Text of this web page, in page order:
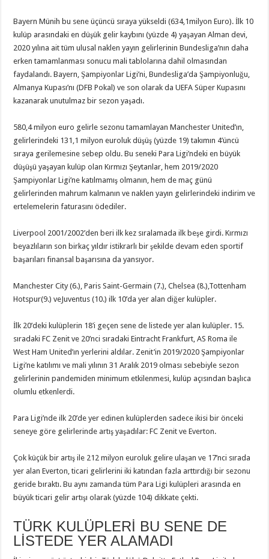
Bayern Münih bu sene üçüncü sıraya yükseldi (634,1milyon Euro). İlk 10
kulüp arasındaki en düşük gelir kaybını (yüzde 4) yaşayan Alman devi,
2020 yılına ait tüm ulusal naklen yayın gelirlerinin Bundesliga’nın daha
erken tamamlanması sonucu mali tablolarına dahil olmasından
faydalandı. Bayern, Şampiyonlar Ligi’ni, Bundesliga’da Şampiyonluğu,
Almanya Kupası’nı (DFB Pokal) ve son olarak da UEFA Süper Kupasını
kazanarak unutulmaz bir sezon yaşadı.
580,4 milyon euro gelirle sezonu tamamlayan Manchester United’ın,
gelirlerindeki 131,1 milyon euroluk düşüş (yüzde 19) takımın 4’üncü
sıraya gerilemesine sebep oldu. Bu seneki Para Ligi’ndeki en büyük
düşüşü yaşayan kulüp olan Kırmızı Şeytanlar, hem 2019/2020
Şampiyonlar Ligi’ne katılmamış olmanın, hem de maç günü
gelirlerinden mahrum kalmanın ve naklen yayın gelirlerindeki indirim ve
ertelemelerin faturasını ödediler.
Liverpool 2001/2002’den beri ilk kez sıralamada ilk beşe girdi. Kırmızı
beyazlıların son birkaç yıldır istikrarlı bir şekilde devam eden sportif
başarıları finansal başarısına da yansıyor.
Manchester City (6.), Paris Saint-Germain (7.), Chelsea (8.),Tottenham
Hotspur(9.) veJuventus (10.) ilk 10’da yer alan diğer kulüpler.
İlk 20’deki kulüplerin 18’i geçen sene de listede yer alan kulüpler. 15.
sıradaki FC Zenit ve 20’nci sıradaki Eintracht Frankfurt, AS Roma ile
West Ham United’ın yerlerini aldılar. Zenit’in 2019/2020 Şampiyonlar
Ligi’ne katılımı ve mali yılının 31 Aralık 2019 olması sebebiyle sezon
gelirlerinin pandemiden minimum etkilenmesi, kulüp açısından başlıca
olumlu etkenlerdi.
Para Ligi’nde ilk 20’de yer edinen kulüplerden sadece ikisi bir önceki
seneye göre gelirlerinde artış yaşadılar: FC Zenit ve Everton.
Çok küçük bir artış ile 212 milyon euroluk gelire ulaşan ve 17’nci sırada
yer alan Everton, ticari gelirlerini iki katından fazla arttırdığı bir sezonu
geride bıraktı. Bu aynı zamanda tüm Para Ligi kulüpleri arasında en
büyük ticari gelir artışı olarak (yüzde 104) dikkate çekti.
TÜRK KULÜPLERİ BU SENE DE
LİSTEDE YER ALAMADI